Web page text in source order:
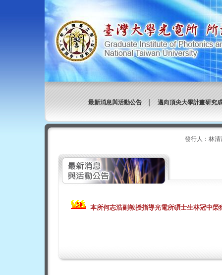
最新消息與活動公告│邁向頂尖大學計畫研究
發行人：林
本所何志浩副教授指導光電所碩士生林冠中